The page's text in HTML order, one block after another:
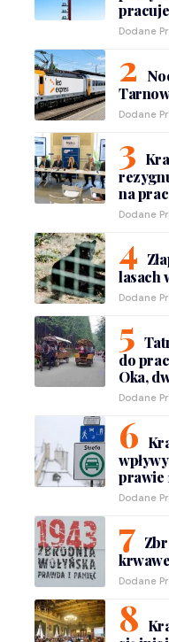
Dodane
Dodane
na
Dodane
lasach
Dodane
do
Oka,
Dodane
prawie
Dodane
Dodane